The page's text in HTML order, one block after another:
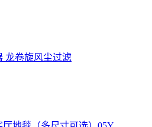
龙卷旋风尘过滤